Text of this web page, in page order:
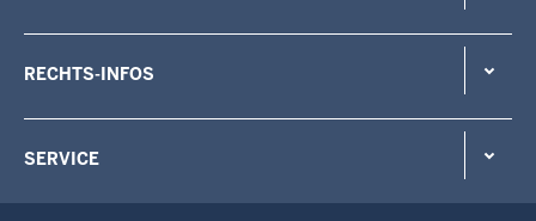
RECHTS-INFOS
SERVICE